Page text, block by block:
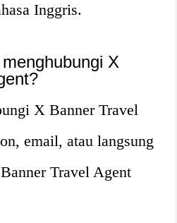
Inggris.
X
X Banner Travel
email, atau langsung
Travel Agent